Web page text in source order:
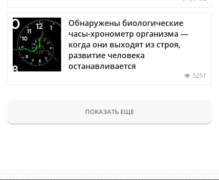
Обнаружены биологические
часы-хронометр организма —
когда они выходят из строя,
развитие человека
останавливается
5251
ПОКАЗАТЬ ЕЩЕ